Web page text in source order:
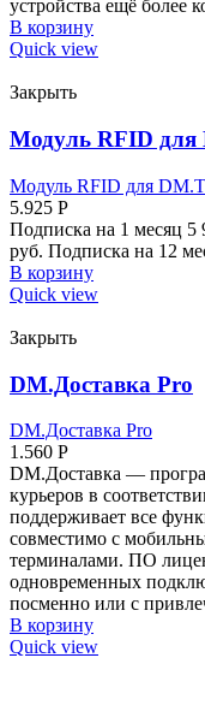
устройства ещё более
В корзину
Quick view
Закрыть
Модуль RFID
Модуль RFID для
5.925 Р
Подписка на 1 месяц 5
руб. Подписка на 12
В корзину
Quick view
Закрыть
DM.Доставка Pro
DM.Доставка Pro
1.560 Р
DM.Доставка —
курьеров в
поддерживает все
совместимо с
терминалами. ПО
одновременных
посменно или с
В корзину
Quick view